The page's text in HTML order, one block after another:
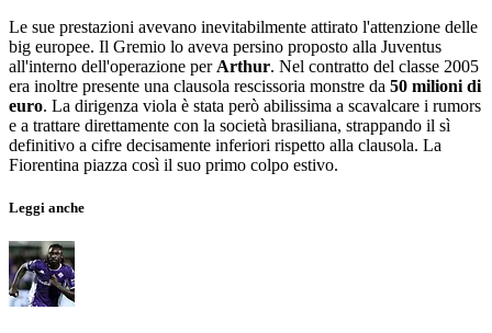
Le sue prestazioni avevano inevitabilmente attirato l'attenzione delle
big europee. Il Gremio lo aveva persino proposto alla Juventus
all'interno dell'operazione per Arthur. Nel contratto del classe 2005
era inoltre presente una clausola rescissoria monstre da 50 milioni di
euro. La dirigenza viola è stata però abilissima a scavalcare i rumors
e a trattare direttamente con la società brasiliana, strappando il sì
definitivo a cifre decisamente inferiori rispetto alla clausola. La
Fiorentina piazza così il suo primo colpo estivo.
Leggi anche